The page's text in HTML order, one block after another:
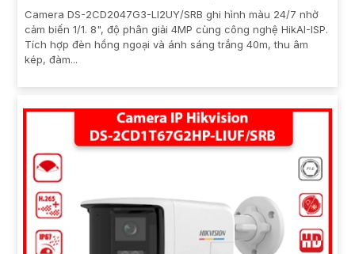
Camera DS-2CD2047G3-LI2UY/SRB ghi hình màu 24/7 nhờ
cảm biến 1/1. 8", độ phân giải 4MP cùng công nghệ HikAI-ISP.
Tích hợp đèn hồng ngoại và ánh sáng trắng 40m, thu âm
kép, đàm...